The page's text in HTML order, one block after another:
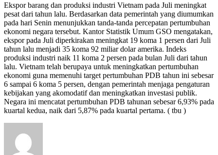
Ekspor barang dan produksi industri Vietnam pada Juli meningkat
pesat dari tahun lalu. Berdasarkan data pemerintah yang diumumkan
pada hari Senin menunjukkan tanda-tanda percepatan pertumbuhan
ekonomi negara tersebut. Kantor Statistik Umum GSO mengatakan,
ekspor pada Juli diperkirakan meningkat 19 koma 1 persen dari Juli
tahun lalu menjadi 35 koma 92 miliar dolar amerika. Indeks
produksi industri naik 11 koma 2 persen pada bulan Juli dari tahun
lalu. Vietnam telah berupaya untuk meningkatkan pertumbuhan
ekonomi guna memenuhi target pertumbuhan PDB tahun ini sebesar
6 sampai 6 koma 5 persen, dengan pemerintah menjaga pengaturan
kebijakan yang akomodatif dan meningkatkan investasi publik.
Negara ini mencatat pertumbuhan PDB tahunan sebesar 6,93% pada
kuartal kedua, naik dari 5,87% pada kuartal pertama. ( tbu )